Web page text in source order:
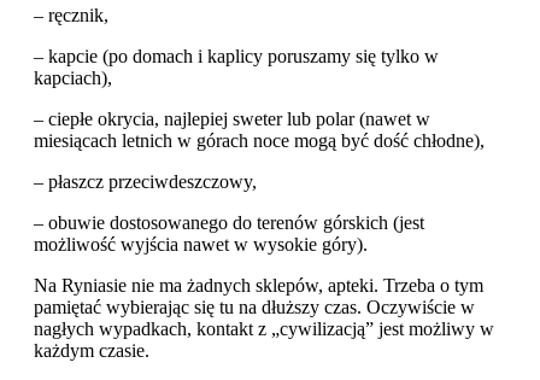
– ręcznik,
– kapcie (po domach i kaplicy poruszamy się tylko w
kapciach),
– ciepłe okrycia, najlepiej sweter lub polar (nawet w
miesiącach letnich w górach noce mogą być dość chłodne),
– płaszcz przeciwdeszczowy,
– obuwie dostosowanego do terenów górskich (jest
możliwość wyjścia nawet w wysokie góry).
Na Ryniasie nie ma żadnych sklepów, apteki. Trzeba o tym
pamiętać wybierając się tu na dłuższy czas. Oczywiście w
nagłych wypadkach, kontakt z „cywilizacją” jest możliwy w
każdym czasie.